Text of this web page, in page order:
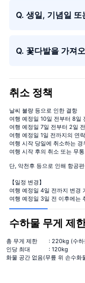
Q. 생일, 기념일
Q. 꽃다발을 가져
취소 정책
날씨 불량 등으로 인한 결항
여행 예정일 10일 전부터 8일
여행 예정일 7일 전부터 2일
여행 예정일 1일 전까지의 연락
여행 시작 당일에 취소하는 경
여행 시작 후의 취소 또는 무
단, 악천후 등으로 인해 항공
【일정 변경】
여행 예정일 4일 전까지 변경
여행 예정일 3일 전 이후에는
수하물 무게 제
총 무게 제한
: 220kg (수하
인당 최대
: 120kg
화물 공간 없음(무릎 위 손수화